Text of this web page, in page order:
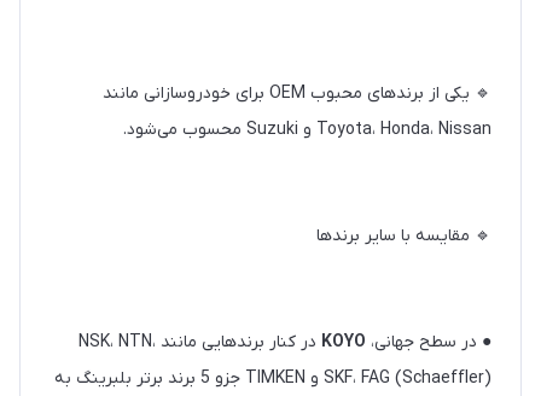
🔹️ یکی از برندهای محبوب OEM برای خودروسازانی مانند
Toyota، Honda، Nissan و Suzuki محسوب می‌شود.
🔹 مقایسه با سایر برندها
● در سطح جهانی، KOYO در کنار برندهایی مانند NSK، NTN،
SKF، FAG (Schaeffler) و TIMKEN
جزو 5 برند برتر بلبرینگ به